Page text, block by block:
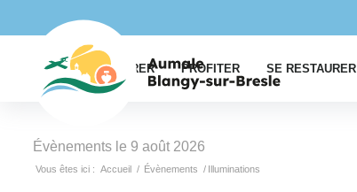
EXPLORER PROFITER SE RESTAURER
Évènements le 9 août 2026
Vous êtes ici : Accueil / Évènements / Illuminations